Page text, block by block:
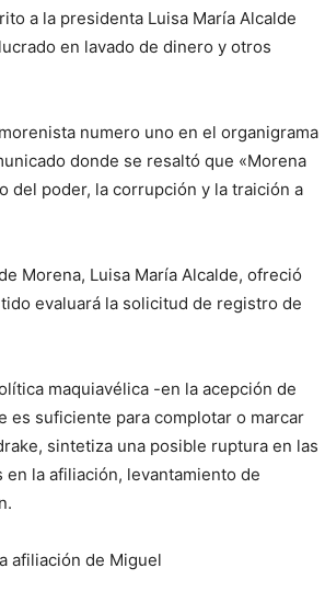
a la presidenta Luisa María Alcalde
en lavado de dinero y otros
numero uno en el organigrama
donde se resaltó que «Morena
del poder, la corrupción y la traición a
Morena, Luisa María Alcalde, ofreció
evaluará la solicitud de registro de
maquiavélica -en la acepción de
es suficiente para complotar o marcar
sintetiza una posible ruptura en las
la afiliación, levantamiento de
afiliación de Miguel